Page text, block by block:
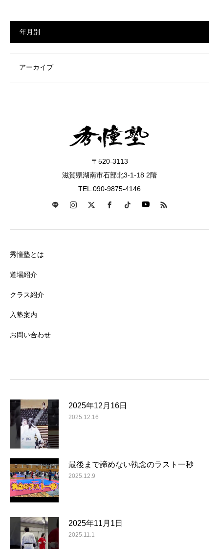
年月別
〒520-3113
滋賀県湖南市石部北3-1-18 2階
TEL:090-9875-4146
秀憧塾とは
道場紹介
クラス紹介
入塾案内
お問い合わせ
2025年12月16日
2025.12.16
最後まで諦めない執念のラスト一秒
2025.12.9
2025年11月1日
2025.11.1